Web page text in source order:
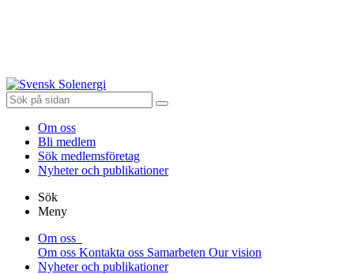
Om oss
Bli medlem
Sök medlemsföretag
Nyheter och publikationer
Sök
Meny
Om oss
Om oss Kontakta oss Samarbeten Our vision
Nyheter och publikationer